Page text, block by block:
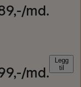
,-/md.
,-/md.
Legg
til